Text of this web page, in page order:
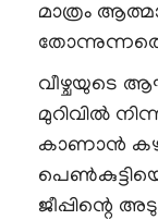
മാത്രം
വീഴ്ചയുടെ
മുറിവിൽ
കാണാൻ
ജീപ്പിന്റെ